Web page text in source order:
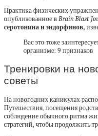
Практика физических
опубликованное в Brain Blast
серотонина и эндорфинов,
Вас это тоже
организме: 9 признаков
Тренировки на
советы
На новогодних каникулах
Путешествия, посещения
соблюдение обычного ритма
стратегий, чтобы продолжить